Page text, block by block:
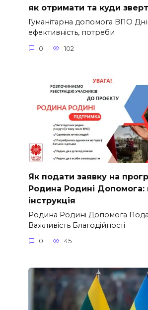
як отримати та куди
Гуманітарна допомога ВПО
ефективність, потреби
0 102
Як подати заявку на
Родина Родині Допомога:
інструкція
Родина Родині Допомога
Важливість Благодійності
0 45